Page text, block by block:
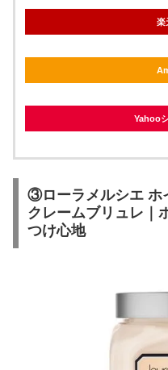
楽
Yahoo
③ローラメルシエ ホ
クレームブリュレ｜
つけ心地